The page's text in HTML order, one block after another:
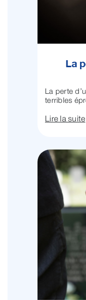
La
La perte
terribles
Lire la suite